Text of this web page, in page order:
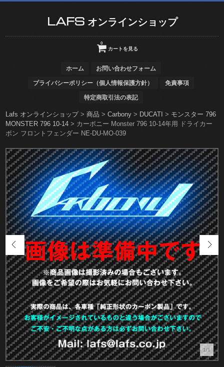
LAFS オンラインショップ
カートを見る
0
ホーム お問い合わせフォーム
プライバシーポリシー（個人情報保護方針） 免責事項
特定商取引法の表記
Lafs オンラインショップ>商品 >Carbony > DUCATI > モンスター 796
MONSTER 796 10-14 > カーボニー Monster 796 10-14年用 ドライカー
ボン フロントフェンダー NE-DU-MO-039
1/1